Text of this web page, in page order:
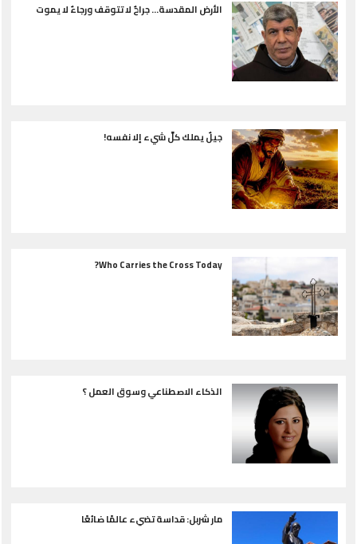
الأرض المقدسة... جراحٌ لا تتوقف ورجاءٌ لا يموت
جيلٌ يملك كلَّ شيء إلا نفسه!
Who Carries the Cross Today?
الذكاء الاصطناعي وسوق العمل ؟
مار شربل: قداسة تضيء عالمًا ضائعًا